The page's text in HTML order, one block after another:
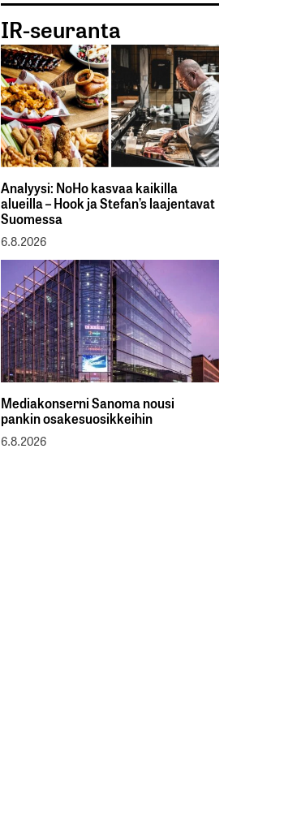
IR-seuranta
Analyysi: NoHo kasvaa kaikilla
alueilla – Hook ja Stefan’s laajentavat
Suomessa
6.8.2026
Mediakonserni Sanoma nousi
pankin osakesuosikkeihin
6.8.2026